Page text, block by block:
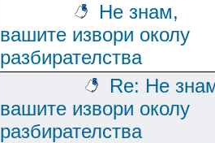
Не знам,
вашите извори околу
разбирателства
Re: Не
вашите извори околу
разбирателства